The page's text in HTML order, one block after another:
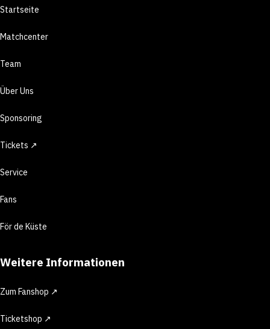
Startseite
Matchcenter
Team
Über Uns
Sponsoring
Tickets ↗
Service
Fans
För de Küste
Weitere Informationen
Zum Fanshop ↗
Ticketshop ↗